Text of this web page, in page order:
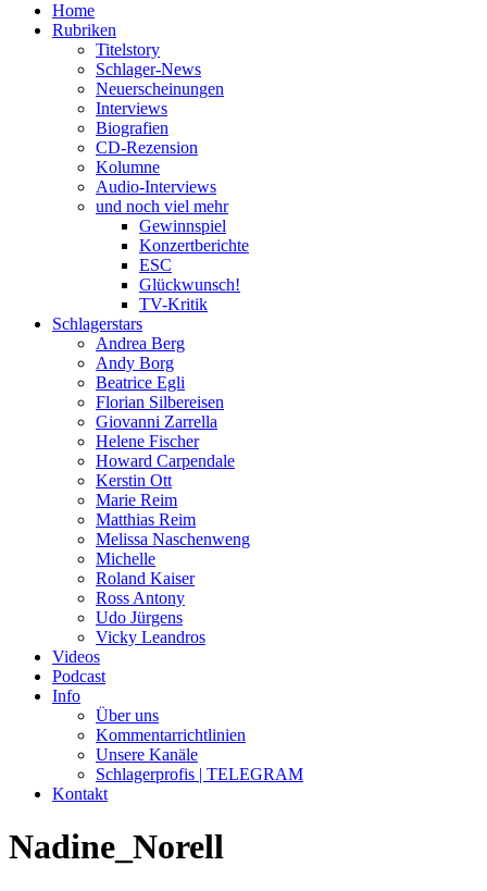
Home
Rubriken
Titelstory
Schlager-News
Neuerscheinungen
Interviews
Biografien
CD-Rezension
Kolumne
Audio-Interviews
und noch viel mehr
Gewinnspiel
Konzertberichte
ESC
Glückwunsch!
TV-Kritik
Schlagerstars
Andrea Berg
Andy Borg
Beatrice Egli
Florian Silbereisen
Giovanni Zarrella
Helene Fischer
Howard Carpendale
Kerstin Ott
Marie Reim
Matthias Reim
Melissa Naschenweng
Michelle
Roland Kaiser
Ross Antony
Udo Jürgens
Vicky Leandros
Videos
Podcast
Info
Über uns
Kommentarrichtlinien
Unsere Kanäle
Schlagerprofis | TELEGRAM
Kontakt
Nadine_Norell